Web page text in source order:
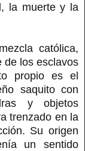
la muerte y la
católica,
de los esclavos
propio es el
saquito con
y objetos
trenzado en la
Su origen
un sentido